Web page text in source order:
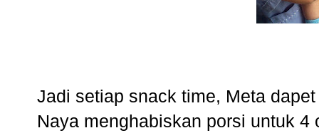
Jadi setiap snack time, Meta
Naya menghabiskan porsi untuk